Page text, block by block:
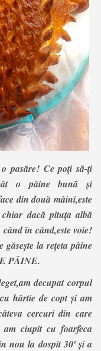
pasăre! Ce poți să-ți
o pâine bună și
din două mâini,este
dacă pituța albă
în când,este voie!
găsește la rețeta pâine
PÂINE.
decupat corpul
hârtie de copt și am
cercuri din care
ciupit cu foarfeca
nou la dospit 30' și a